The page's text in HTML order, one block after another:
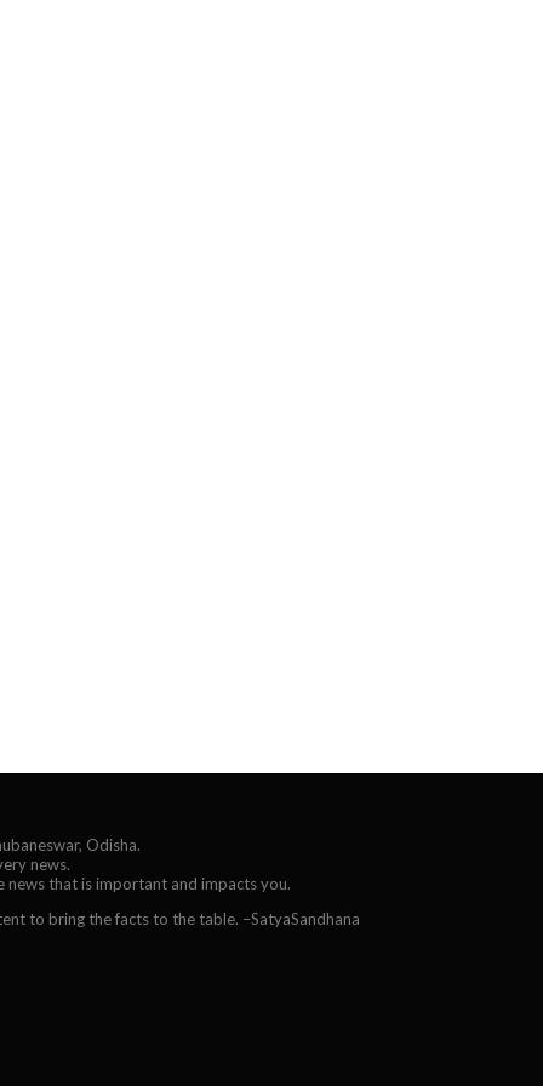
Odisha.
news.
that is important and impacts you.
to bring the facts to the table. –SatyaSandhana